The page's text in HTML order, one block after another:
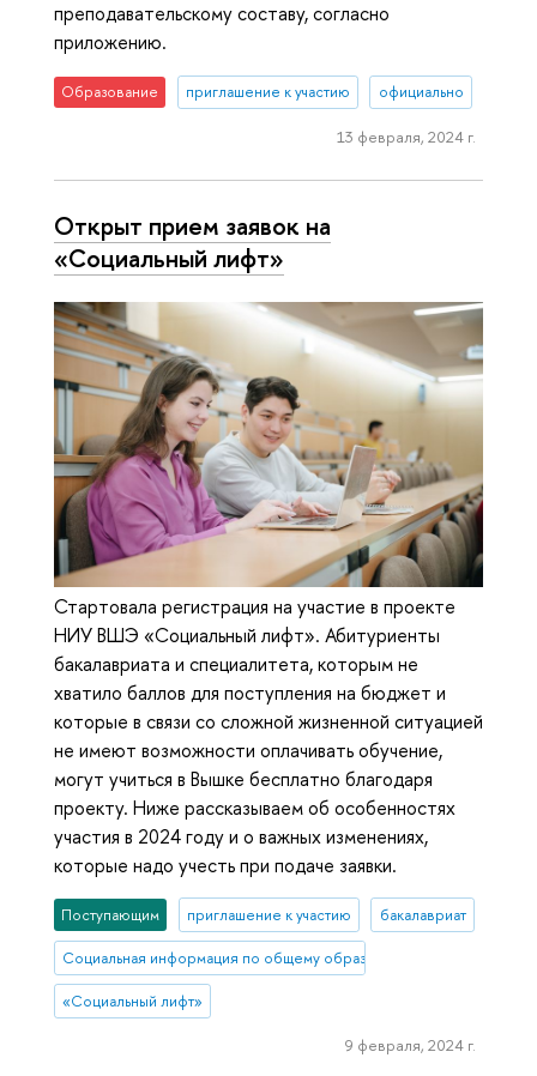
преподавательскому составу, согласно
приложению.
Образование приглашение к участию официально
13 февраля, 2024 г.
Открыт прием заявок на
«Социальный лифт»
Стартовала регистрация на участие в проекте
НИУ ВШЭ «Социальный лифт». Абитуриенты
бакалавриата и специалитета, которым не
хватило баллов для поступления на бюджет и
которые в связи со сложной жизненной ситуацией
не имеют возможности оплачивать обучение,
могут учиться в Вышке бесплатно благодаря
проекту. Ниже рассказываем об особенностях
участия в 2024 году и о важных изменениях,
которые надо учесть при подаче заявки.
Поступающим приглашение к участию бакалавриат
Социальная информация по общему образованию
«Социальный лифт»
9 февраля, 2024 г.